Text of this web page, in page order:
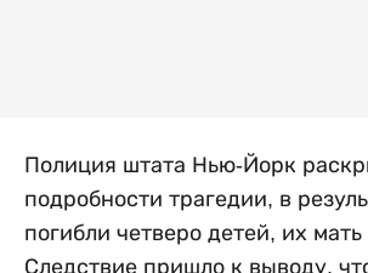
Полиция штата Нью-Йорк
подробности трагедии, в
погибли четверо детей, их
Следствие пришло к выводу,